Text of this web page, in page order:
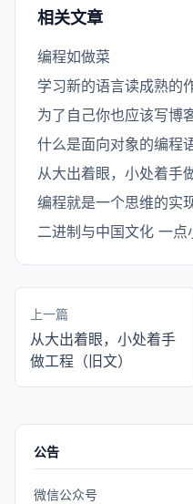
相关文章
编程如做菜
学习新的语言读成熟的
为了自己你也应该写博
什么是面向对象的编程
从大出着眼，小处着手
编程就是一个思维的实
二进制与中国文化 一点
上一篇
从大出着眼，小处着手
做工程（旧文）
公告
微信公众号